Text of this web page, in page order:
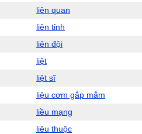
liên quan
liên tỉnh
liên đội
liệt
liệt sĩ
liệu cơm gắp mắm
liều mạng
liêu thuộc